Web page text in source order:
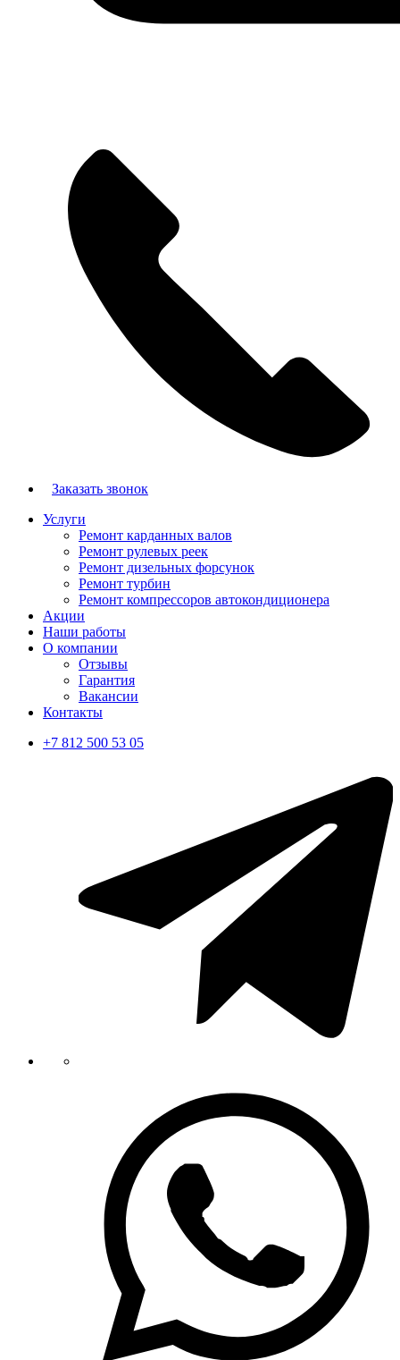
Заказать звонок
Услуги
Ремонт карданных валов
Ремонт рулевых реек
Ремонт дизельных форсунок
Ремонт турбин
Ремонт компрессоров автокондиционера
Акции
Наши работы
О компании
Отзывы
Гарантия
Вакансии
Контакты
+7 812 500 53 05